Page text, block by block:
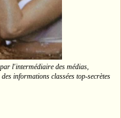
l'intermédiaire des médias,
informations classées top-secrètes